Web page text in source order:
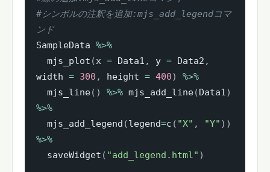
#シンボルの注釈を追加:mjs_add_legendコマ
ンド
SampleData %>%
  mjs_plot
(x = Data1 , y = Data2 ,
width = 300 , height = 400)
%>%
  mjs_line
( ) %>% mjs_add_line(Data1)
%>%
  mjs_add_legend
(legend=c ( "X" , "Y" ) )
%>%
  saveWidget
( "add_legend.html" )